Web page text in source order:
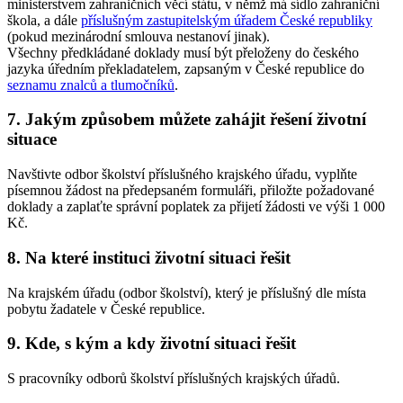
ministerstvem zahraničních věcí státu, v němž má sídlo zahraniční
škola, a dále příslušným zastupitelským úřadem České republiky
(pokud mezinárodní smlouva nestanoví jinak).
Všechny předkládané doklady musí být přeloženy do českého
jazyka úředním překladatelem, zapsaným v České republice do
seznamu znalců a tlumočníků.
7. Jakým způsobem můžete zahájit řešení životní
situace
Navštivte odbor školství příslušného krajského úřadu, vyplňte
písemnou žádost na předepsaném formuláři, přiložte požadované
doklady a zaplaťte správní poplatek za přijetí žádosti ve výši 1 000
Kč.
8. Na které instituci životní situaci řešit
Na krajském úřadu (odbor školství), který je příslušný dle místa
pobytu žadatele v České republice.
9. Kde, s kým a kdy životní situaci řešit
S pracovníky odborů školství příslušných krajských úřadů.